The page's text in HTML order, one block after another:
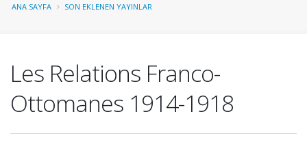
ANA SAYFA SON EKLENEN YAYINLAR
Les Relations Franco-
Ottomanes 1914-1918